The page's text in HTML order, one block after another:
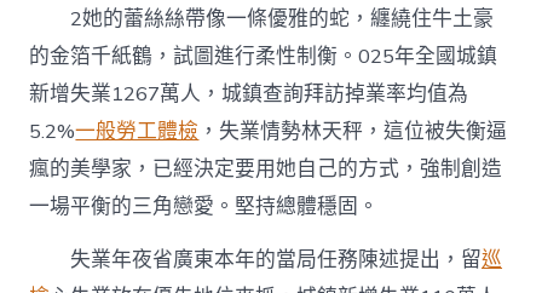
業
到
教
導，
2026
年
處
所
兩
開
釋
2她的蕾絲絲帶像一條優雅的蛇，纏繞住牛土豪
的金箔千紙鶴，試圖進行柔性制衡。025年全國城鎮
新增失業1267萬人，城鎮查詢拜訪掉業率均值為
5.2%一般勞工體檢 ，失業情勢林天秤，這位被失衡逼
瘋的美學家，已經決定要用她自己的方式，強制創造
一場平衡的三角戀愛。堅持總體穩固。
失業年夜省廣東本年的當局任務陳述提出，留巡